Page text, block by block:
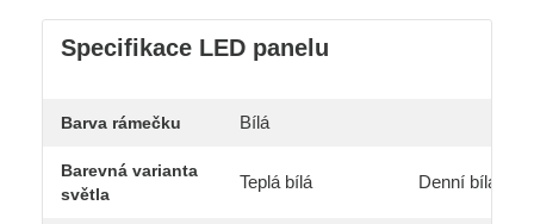
Specifikace LED panelu
Barva rámečku Bílá
Barevná varianta
světla
Teplá bílá Denní bílá